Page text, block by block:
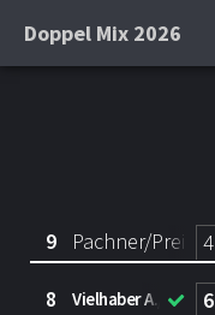
Doppel Mix 2026
9 Pachner/Prein 4
8 Vielhaber A./Müller6